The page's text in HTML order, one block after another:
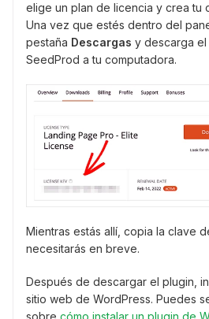
elige un plan de licencia y crea tu
Una vez que estés dentro del
pestaña Descargas y descarga
SeedProd a tu computadora.
Mientras estás allí, copia la clave
necesitarás en breve.
Después de descargar el plugin,
sitio web de WordPress. Puedes
sobre cómo instalar un plugin de